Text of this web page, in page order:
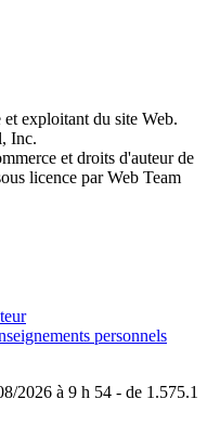
exploitant du site Web.
Inc.
et droits d'auteur de
licence par Web Team
personnels
2026 à 9 h 54 - de 1.575.1